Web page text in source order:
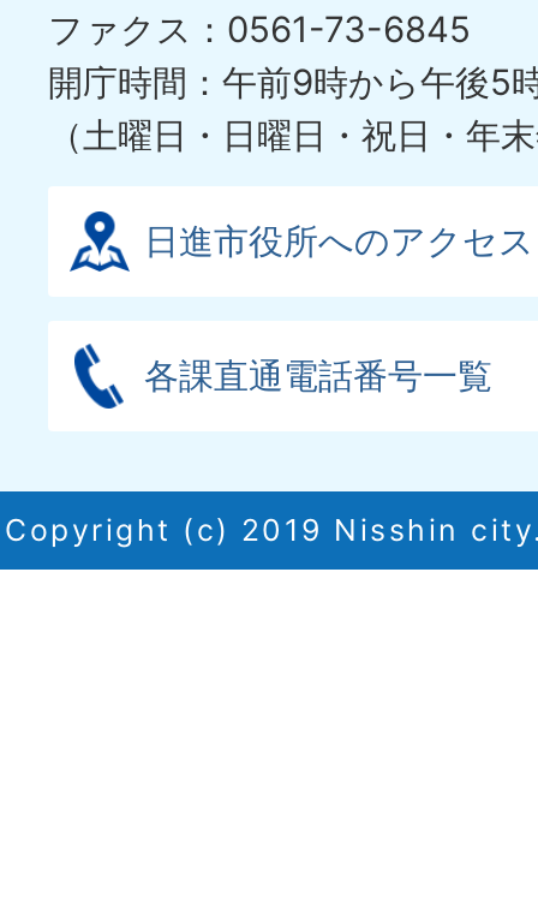
ファクス：0561-73-6845
開庁時間：午前9時から午後5
（土曜日・日曜日・祝日・年
日進市役所へのアクセス
各課直通電話番号一覧
Copyright (c) 2019 Nisshin